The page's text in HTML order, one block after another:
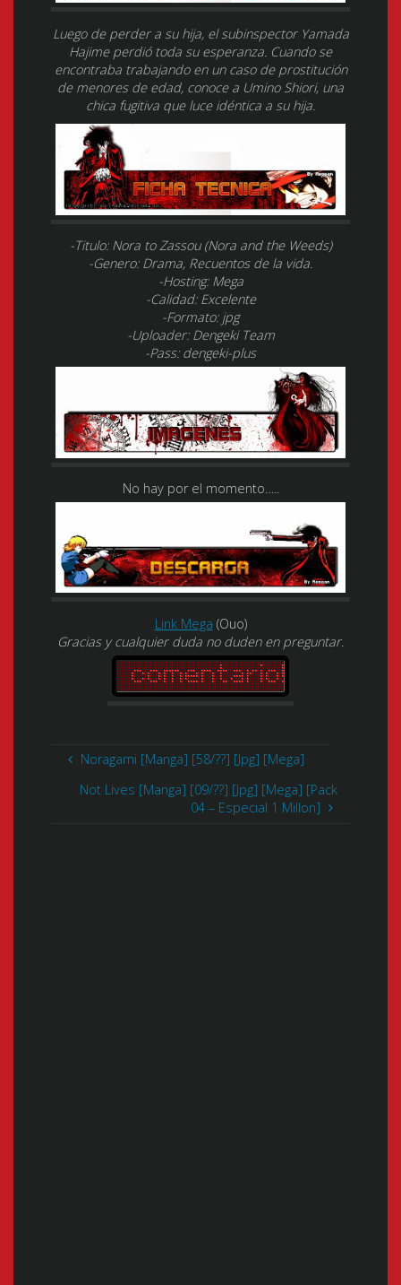
Luego de perder a su hija, el subinspector Yamada
Hajime perdió toda su esperanza. Cuando se
encontraba trabajando en un caso de prostitución
de menores de edad, conoce a Umino Shiori, una
chica fugitiva que luce idéntica a su hija.
-Titulo: Nora to Zassou (Nora and the Weeds)
-Genero: Drama, Recuentos de la vida.
-Hosting: Mega
-Calidad: Excelente
-Formato: jpg
-Uploader: Dengeki Team
-Pass: dengeki-plus
No hay por el momento…..
Link Mega (Ouo)
Gracias y cualquier duda no duden en preguntar.
Noragami [Manga] [58/??] [Jpg] [Mega]
Not Lives [Manga] [09/??] [Jpg] [Mega] [Pack
04 – Especial 1 Millon]